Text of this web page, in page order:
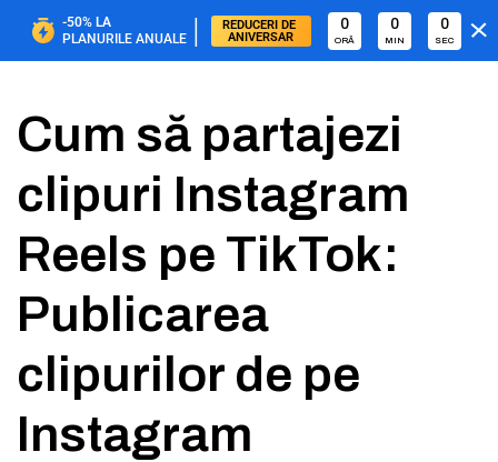
-50% LA
PLANURILE ANUALE |
REDUCERI DE
ANIVERSAR
0
ORĂ
0
MIN
0
SEC
Cum să partajezi
clipuri Instagram
Reels pe TikTok:
Publicarea
clipurilor de pe
Instagram